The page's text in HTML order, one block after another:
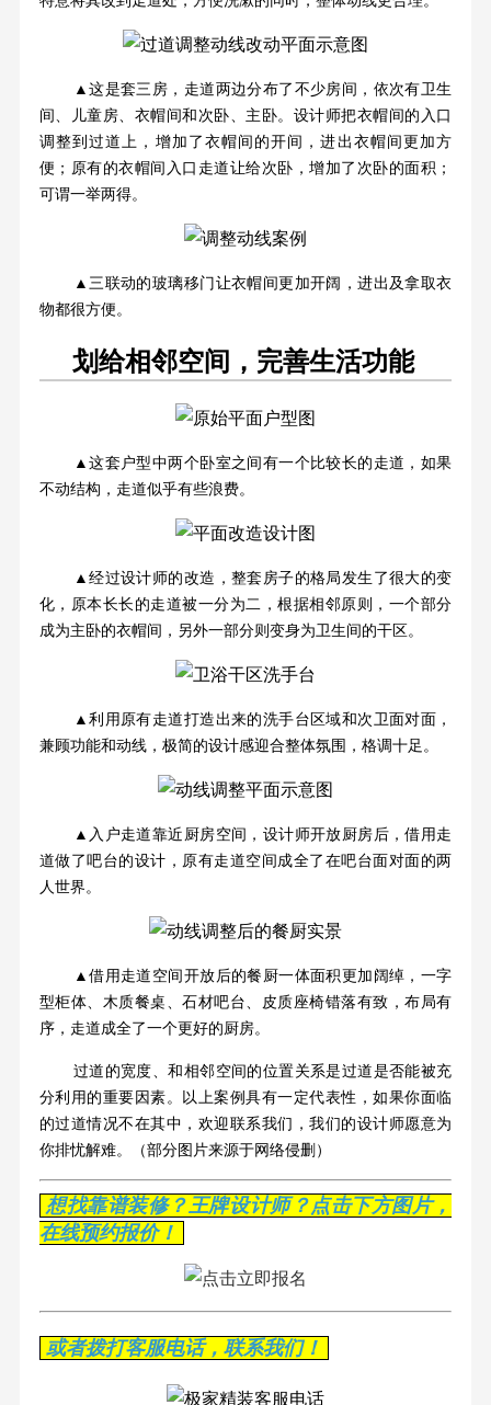
▲这是套三房，走道两边分布了不少房间，依次有卫生
间、儿童房、衣帽间和次卧、主卧。设计师把衣帽间的入口
调整到过道上，增加了衣帽间的开间，进出衣帽间更加方
便；原有的衣帽间入口走道让给次卧，增加了次卧的面积；
可谓一举两得。
▲三联动的玻璃移门让衣帽间更加开阔，进出及拿取衣
物都很方便。
划给相邻空间，完善生活功能
▲这套户型中两个卧室之间有一个比较长的走道，如果
不动结构，走道似乎有些浪费。
▲经过设计师的改造，整套房子的格局发生了很大的变
化，原本长长的走道被一分为二，根据相邻原则，一个部分
成为主卧的衣帽间，另外一部分则变身为卫生间的干区。
▲利用原有走道打造出来的洗手台区域和次卫面对面，
兼顾功能和动线，极简的设计感迎合整体氛围，格调十足。
▲入户走道靠近厨房空间，设计师开放厨房后，借用走
道做了吧台的设计，原有走道空间成全了在吧台面对面的两
人世界。
▲借用走道空间开放后的餐厨一体面积更加阔绰，一字
型柜体、木质餐桌、石材吧台、皮质座椅错落有致，布局有
序，走道成全了一个更好的厨房。
过道的宽度、和相邻空间的位置关系是过道是否能被充
分利用的重要因素。以上案例具有一定代表性，如果你面临
的过道情况不在其中，欢迎联系我们，我们的设计师愿意为
你排忧解难。
（部分图片来源于网络侵删）
想找靠谱装修？王牌设计师？点击下方图片，
在线预约报价！
或者拨打客服电话，联系我们！